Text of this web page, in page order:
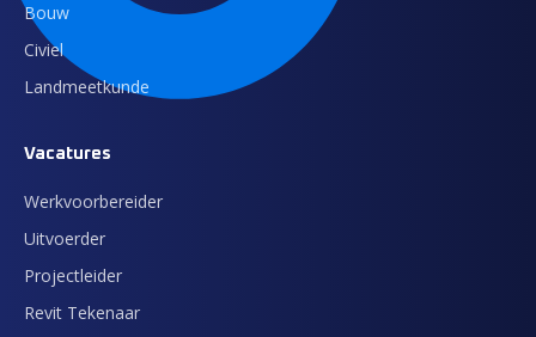
Bouw
Civiel
Landmeetkunde
Vacatures
Werkvoorbereider
Uitvoerder
Projectleider
Revit Tekenaar